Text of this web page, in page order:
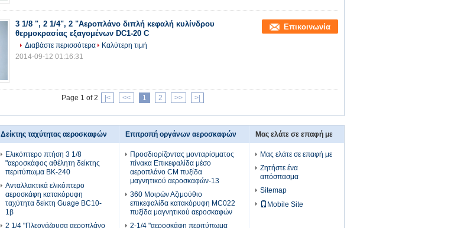
3 1/8 ", 2 1/4", 2 "Αεροπλάνο διπλή κεφαλή κυλίνδρου
θερμοκρασίας εξαγομένων DC1-20 C
Επικοινωνία
Διαβάστε περισσότερα
Καλύτερη τιμή
2014-09-12 01:16:31
Page 1 of 2 |< << 1 2 >> >|
Δείκτης ταχύτητας αεροσκαφών
Ελικόπτερο πτήση 3 1/8
"αεροσκάφος αθέλητη δείκτης
περιτύπωμα BK-240
Ανταλλακτικά ελικόπτερο
αεροσκάφη κατακόρυφη
ταχύτητα δείκτη Guage BC10-
1β
2 1/4 "Πλεονάζουσα αεροπλάνο
Επιτροπή οργάνων αεροσκαφών
Προσδιορίζοντας μονταρίσματος
πίνακα Επικεφαλίδα μέσο
αεροπλάνο CM πυξίδα
μαγνητικού αεροσκαφών-13
360 Μοιρών Αζιμούθιο
επικεφαλίδα κατακόρυφη MC022
πυξίδα μαγνητικού αεροσκαφών
2-1/4 "αεροσκάφη περιτύπωμα
Μας ελάτε σε επαφή με
Μας ελάτε σε επαφή με
Ζητήστε ένα
απόσπασμα
Sitemap
Mobile Site